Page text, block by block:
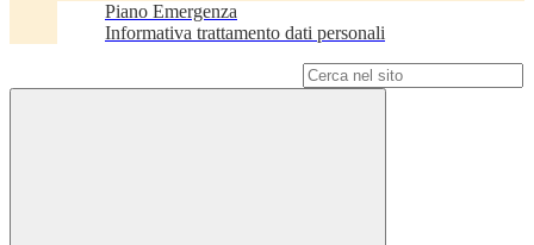
Piano Emergenza
Informativa trattamento dati personali